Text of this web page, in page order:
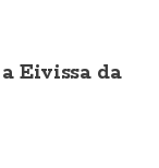
Eivissa da